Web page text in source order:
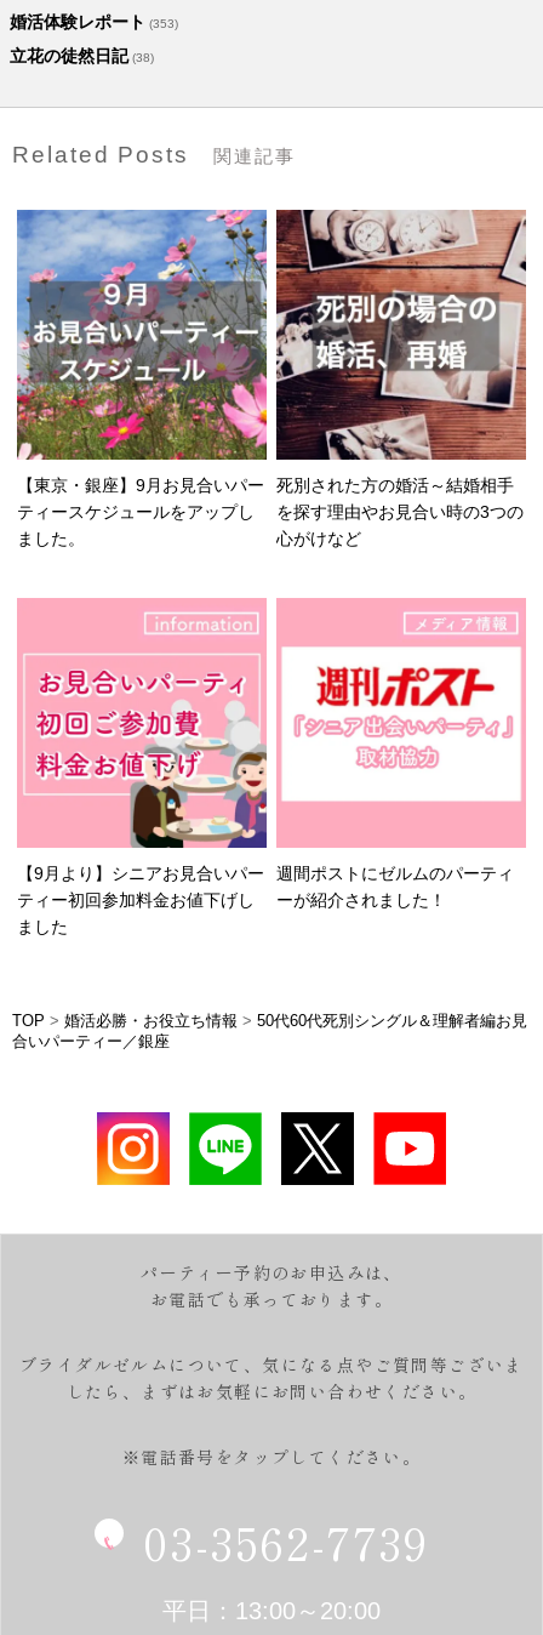
婚活体験レポート (353)
立花の徒然日記(38)
Related Posts 関連記事
【東京・銀座】9月お見合いパー
ティースケジュールをアップし
ました。
死別された方の婚活～結婚相手
を探す理由やお見合い時の3つの
心がけなど
【9月より】シニアお見合いパー
ティー初回参加料金お値下げし
ました
週間ポストにゼルムのパーティ
ーが紹介されました！
TOP > 婚活必勝・お役立ち情報 > 50代60代死別シングル＆理解者編お見
合いパーティー／銀座
パーティー予約のお申込みは、
お電話でも承っております。
ブライダルゼルムについて、気になる点やご質問等ございま
したら、
まずはお気軽にお問い合わせください。
※電話番号をタップしてください。
03-3562-7739
平日：13:00～20:00